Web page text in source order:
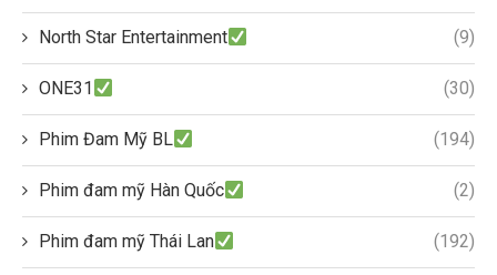
North Star Entertainment (9)
ONE31 (30)
Phim Đam Mỹ BL (194)
Phim đam mỹ Hàn Quốc (2)
Phim đam mỹ Thái Lan (192)